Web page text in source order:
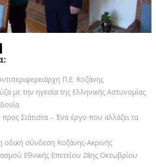
Π.Ε. Κοζάνης
με την ηγεσία της Ελληνικής Αστυνομίας
Σιάτιστα – Ένα έργο που αλλάζει τα
οδική σύνδεση Κοζάνης-Ακρινής
Εθνικής Επετείου 28ης Οκτωβρίου